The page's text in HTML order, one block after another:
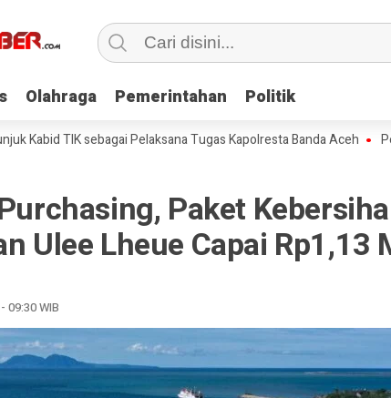
Olahraga Pemerintahan Politik
Olahraga Pemerintahan Politik
TIK sebagai Pelaksana Tugas Kapolresta Banda Aceh
Paket
Ulee Lheue Capai Rp1,13
09:30 WIB